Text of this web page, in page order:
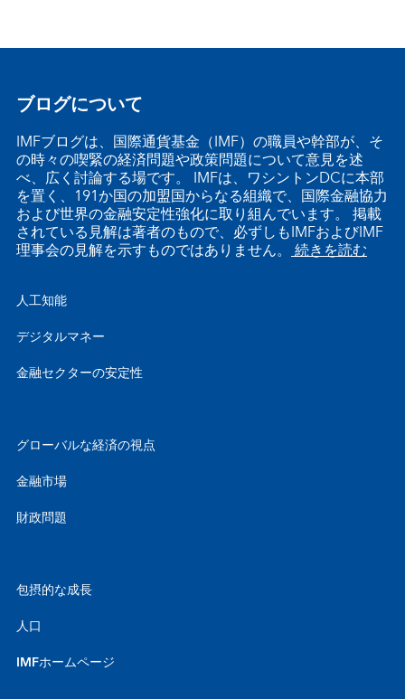
ブログについて
IMFブログは、国際通貨基金（IMF）の職員や幹部が、そ
の時々の喫緊の経済問題や政策問題について意見を述
べ、広く討論する場です。 IMFは、ワシントンDCに本部
を置く、191か国の加盟国からなる組織で、国際金融協力
および世界の金融安定性強化に取り組んでいます。 掲載
されている見解は著者のもので、必ずしもIMFおよびIMF
理事会の見解を示すものではありません。 続きを読む
人工知能
デジタルマネー
金融セクターの安定性
グローバルな経済の視点
金融市場
財政問題
包摂的な成長
人口
IMFホームページ